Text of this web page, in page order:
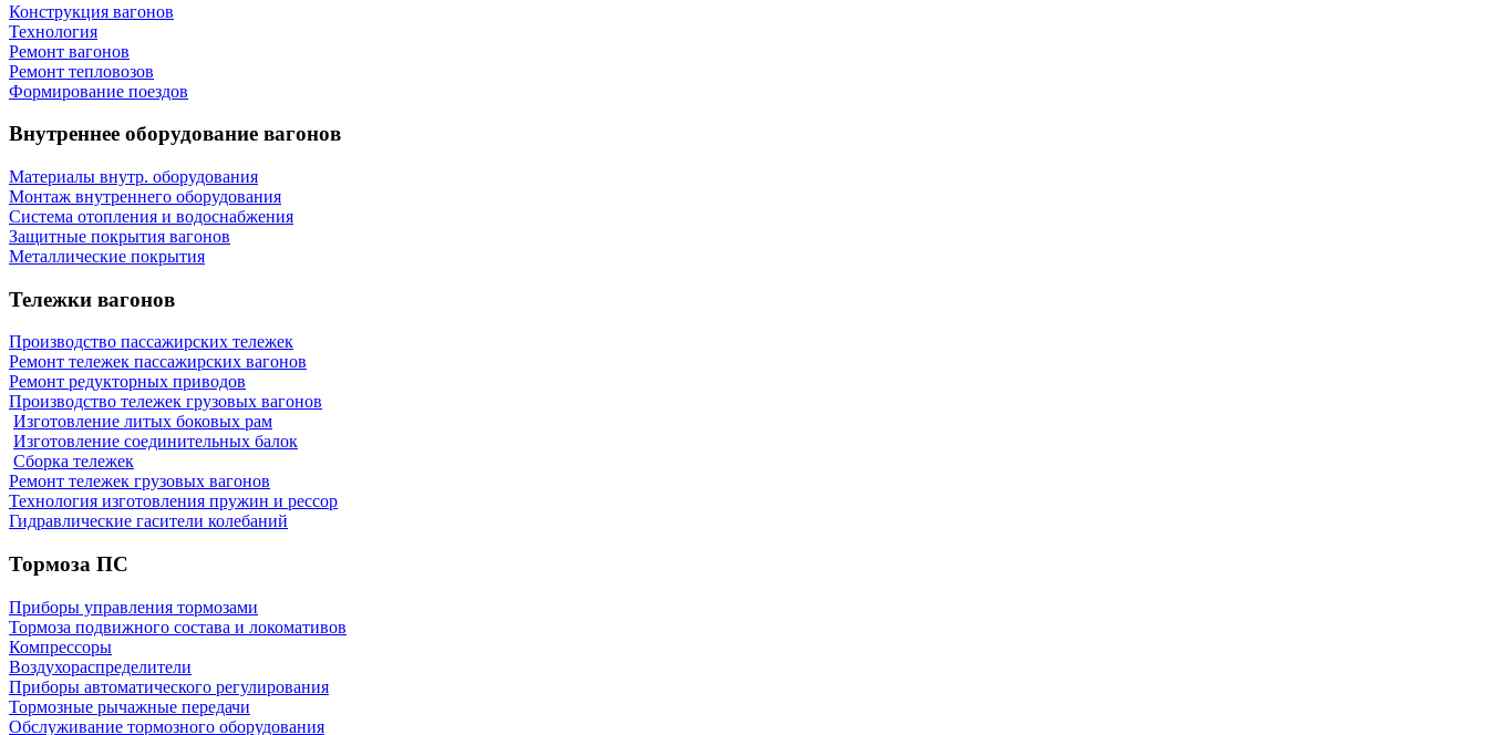
Конструкция вагонов
Технология
Ремонт вагонов
Ремонт тепловозов
Формирование поездов
Внутреннее оборудование вагонов
Материалы внутр. оборудования
Монтаж внутреннего оборудования
Cистема отопления и водоснабжения
Защитные покрытия вагонов
Металлические покрытия
Тележки вагонов
Производство пассажирских тележек
Ремонт тележек пассажирских вагонов
Ремонт редукторных приводов
Производство тележек грузовых вагонов
Изготовление литых боковых рам
Изготовление соединительных балок
Сборка тележек
Ремонт тележек грузовых вагонов
Технология изготовления пружин и рессор
Гидравлические гасители колебаний
Тормоза ПС
Приборы управления тормозами
Тормоза подвижного состава и локомативов
Компрессоры
Воздухораспределители
Приборы автоматического регулирования
Тормозные рычажные передачи
Обслуживание тормозного оборудования